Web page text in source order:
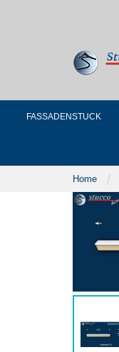
FASSADENSTUCK
Home